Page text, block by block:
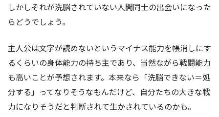
しかしそれが洗脳されていない人間同士の出会いになった
らどうでしょう。
主人公は文字が読めないというマイナス能力を帳消しにす
るくらいの身体能力の持ち主であり、当然ながら戦闘能力
も高いことが予想されます。本来なら「洗脳できない＝処
分する」ってなりそうなもんだけど、自分たちの大きな戦
力になりそうだと判断されて生かされているのかも。